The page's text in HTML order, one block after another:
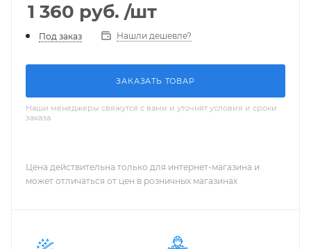
1 360 руб. /шт
Под заказ Нашли дешевле?
ЗАКАЗАТЬ ТОВАР
Наши менеджеры свяжутся с вами и уточнят условия и сроки
заказа
Цена действительна только для интернет-магазина и
может отличаться от цен в розничных магазинах